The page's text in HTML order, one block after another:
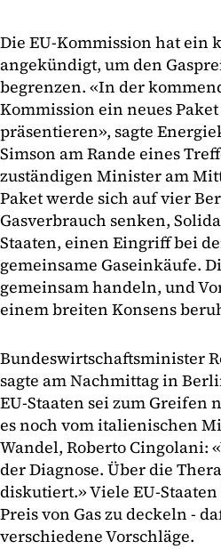
Die EU-Kommission hat ein
angekündigt, um den
begrenzen. «In der
Kommission ein neues
präsentieren», sagte
Simson am Rande eines
zuständigen Minister am
Paket werde sich auf vier
Gasverbrauch senken,
Staaten, einen Eingriff bei
gemeinsame Gaseinkäufe.
gemeinsam handeln, und
einem breiten Konsens
Bundeswirtschaftsminister
sagte am Nachmittag in
EU-Staaten sei zum Greifen
es noch vom italienischen
Wandel, Roberto Cingolani:
der Diagnose. Über die
diskutiert.» Viele EU-
Preis von Gas zu deckeln -
verschiedene Vorschläge.